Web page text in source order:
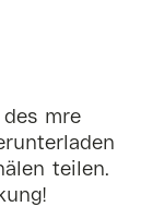
mre
teilen.